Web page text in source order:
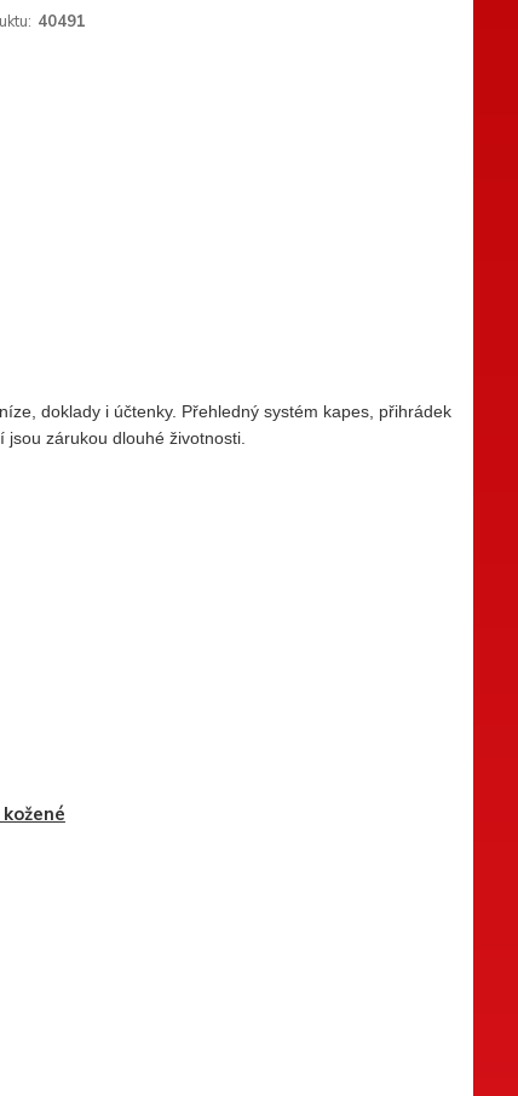
40491
doklady i účtenky. Přehledný systém kapes, přihrádek
zárukou dlouhé životnosti.